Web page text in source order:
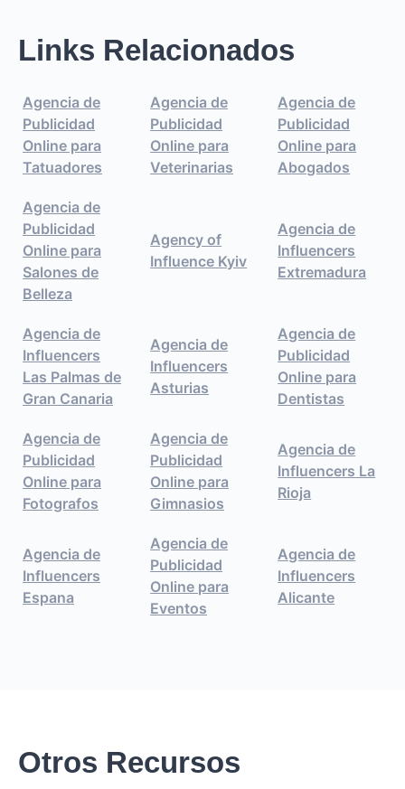
Links Relacionados
Agencia de
Publicidad
Online para
Tatuadores
Agencia de
Publicidad
Online para
Veterinarias
Agencia de
Publicidad
Online para
Abogados
Agencia de
Publicidad
Online para
Salones de
Belleza
Agency of
Influence Kyiv
Agencia de
Influencers
Extremadura
Agencia de
Influencers
Las Palmas de
Gran Canaria
Agencia de
Influencers
Asturias
Agencia de
Publicidad
Online para
Dentistas
Agencia de
Publicidad
Online para
Fotografos
Agencia de
Publicidad
Online para
Gimnasios
Agencia de
Influencers La
Rioja
Agencia de
Influencers
Espana
Agencia de
Publicidad
Online para
Eventos
Agencia de
Influencers
Alicante
Otros Recursos